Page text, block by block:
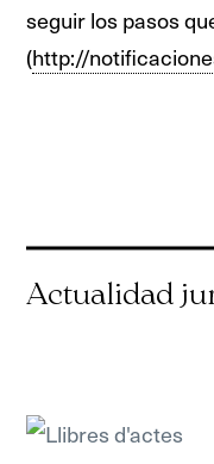
seguir los pasos
(http://